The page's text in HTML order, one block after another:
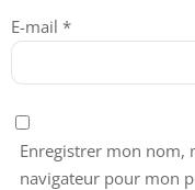
E-mail *
Enregistrer mon nom,
navigateur pour mon